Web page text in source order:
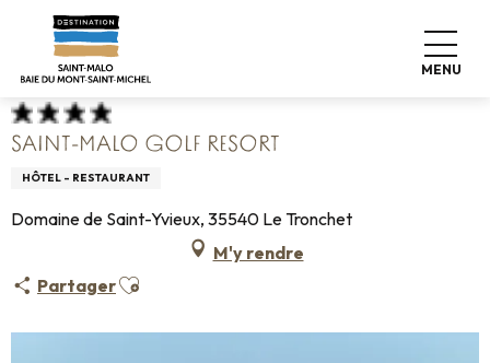
contenu
MENU
Accueil Poser ses valises
Saint-Malo Golf Resort
SAINT-MALO GOLF RESORT
HÔTEL - RESTAURANT
Domaine de Saint-Yvieux, 35540 Le Tronchet
M'y rendre
PartagerAjouter aux favoris